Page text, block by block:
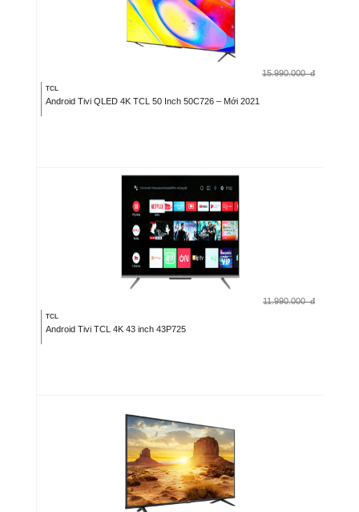
15.990.000 đ
TCL
Android Tivi QLED 4K TCL 50 Inch 50C726 – Mới 2021
11.990.000 đ
TCL
Android Tivi TCL 4K 43 inch 43P725